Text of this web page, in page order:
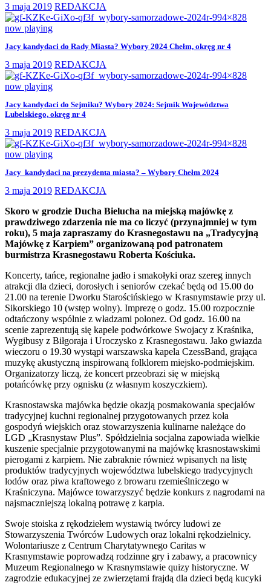
3 maja 2019 REDAKCJA
now playing
Jacy kandydaci do Rady Miasta? Wybory 2024 Chełm, okręg nr 4
3 maja 2019 REDAKCJA
now playing
Jacy kandydaci do Sejmiku? Wybory 2024: Sejmik Województwa
Lubelskiego, okręg nr 4
3 maja 2019 REDAKCJA
now playing
Jacy kandydaci na prezydenta miasta? – Wybory Chełm 2024
3 maja 2019 REDAKCJA
Skoro w grodzie Ducha Bielucha na miejską majówkę z
prawdziwego zdarzenia nie ma co liczyć (przynajmniej w tym
roku), 5 maja zapraszamy do Krasnegostawu na „Tradycyjną
Majówkę z Karpiem” organizowaną pod patronatem
burmistrza Krasnegostawu Roberta Kościuka.
Koncerty, tańce, regionalne jadło i smakołyki oraz szereg innych
atrakcji dla dzieci, dorosłych i seniorów czekać będą od 15.00 do
21.00 na terenie Dworku Starościńskiego w Krasnymstawie przy ul.
Sikorskiego 10 (wstęp wolny). Imprezę o godz. 15.00 rozpocznie
odtańczony wspólnie z władzami polonez. Od godz. 16.00 na
scenie zaprezentują się kapele podwórkowe Swojacy z Kraśnika,
Wygibusy z Biłgoraja i Uroczysko z Krasnegostawu. Jako gwiazda
wieczoru o 19.30 wystąpi warszawska kapela CzessBand, grająca
muzykę akustyczną inspirowaną folklorem miejsko-podmiejskim.
Organizatorzy liczą, że koncert przeobrazi się w miejską
potańcówkę przy ognisku (z własnym koszyczkiem).
Krasnostawska majówka będzie okazją posmakowania specjałów
tradycyjnej kuchni regionalnej przygotowanych przez koła
gospodyń wiejskich oraz stowarzyszenia kulinarne należące do
LGD „Krasnystaw Plus”. Spółdzielnia socjalna zapowiada wielkie
kuszenie specjalnie przygotowanymi na majówkę krasnostawskimi
pierogami z karpiem. Nie zabraknie również wpisanych na listę
produktów tradycyjnych województwa lubelskiego tradycyjnych
lodów oraz piwa kraftowego z browaru rzemieślniczego w
Kraśniczyna. Majówce towarzyszyć będzie konkurs z nagrodami na
najsmaczniejszą lokalną potrawę z karpia.
Swoje stoiska z rękodziełem wystawią twórcy ludowi ze
Stowarzyszenia Twórców Ludowych oraz lokalni rękodzielnicy.
Wolontariusze z Centrum Charytatywnego Caritas w
Krasnymstawie poprowadzą rodzinne gry i zabawy, a pracownicy
Muzeum Regionalnego w Krasnymstawie quizy historyczne. W
zagrodzie edukacyjnej ze zwierzętami frajdą dla dzieci będą kucyki